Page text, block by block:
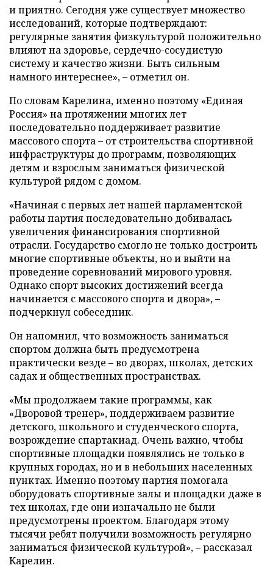
и приятно. Сегодня уже существует множество
исследований, которые подтверждают:
регулярные занятия физкультурой положительно
влияют на здоровье, сердечно-сосудистую
систему и качество жизни. Быть сильным
намного интереснее», – отметил он.
По словам Карелина, именно поэтому «Единая
Россия» на протяжении многих лет
последовательно поддерживает развитие
массового спорта – от строительства спортивной
инфраструктуры до программ, позволяющих
детям и взрослым заниматься физической
культурой рядом с домом.
«Начиная с первых лет нашей парламентской
работы партия последовательно добивалась
увеличения финансирования спортивной
отрасли. Государство смогло не только достроить
многие спортивные объекты, но и выйти на
проведение соревнований мирового уровня.
Однако спорт высоких достижений всегда
начинается с массового спорта и двора», –
подчеркнул собеседник.
Он напомнил, что возможность заниматься
спортом должна быть предусмотрена
практически везде – во дворах, школах, детских
садах и общественных пространствах.
«Мы продолжаем такие программы, как
«Дворовой тренер», поддерживаем развитие
детского, школьного и студенческого спорта,
возрождение спартакиад. Очень важно, чтобы
спортивные площадки появлялись не только в
крупных городах, но и в небольших населенных
пунктах. Именно поэтому партия помогала
оборудовать спортивные залы и площадки даже в
тех школах, где они изначально не были
предусмотрены проектом. Благодаря этому
тысячи ребят получили возможность регулярно
заниматься физической культурой», – рассказал
Карелин.